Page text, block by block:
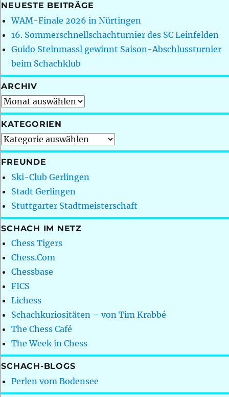
NEUESTE BEITRÄGE
WAM-Finale 2026 in Nürtingen
16. Sommerschnellschachturnier des SC Leinfelden
Guido Steinmassl gewinnt Saison-Abschlussturnier
beim Schachklub
ARCHIV
Archiv
KATEGORIEN
Kategorien
FREUNDE
Ski-Club Gerlingen
Stadt Gerlingen
Stuttgarter Stadtmeisterschaft
SCHACH IM NETZ
Chess Tigers
Chess.Com
Chessbase
FICS
Lichess
Schachkuriositäten – von Tim Krabbé
The Chess Café
The Week in Chess
SCHACH-BLOGS
Perlen vom Bodensee